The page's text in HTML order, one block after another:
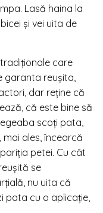
Lasă haina la
și vei uita de
care
garanta reușita,
dar reține că
că este bine să
scoți pata,
ales, încearcă
petei. Cu cât
se
nu uita că
pata cu o aplicație,